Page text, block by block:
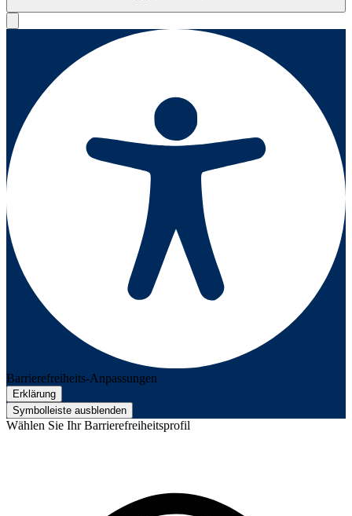
Barrierefreiheits-Anpassungen
Erklärung
Symbolleiste ausblenden
Wählen Sie Ihr Barrierefreiheitsprofil